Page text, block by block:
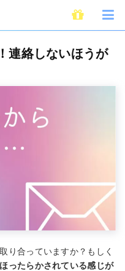
い彼氏から連絡ない！連絡しないほ
連絡しないほうが
り合っていますか？もしく
ったらかされている感じが